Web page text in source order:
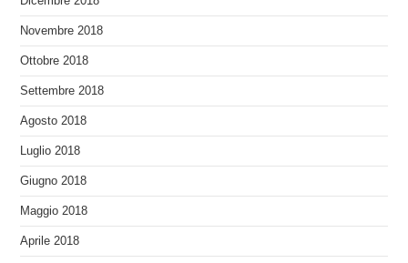
Novembre 2018
Ottobre 2018
Settembre 2018
Agosto 2018
Luglio 2018
Giugno 2018
Maggio 2018
Aprile 2018